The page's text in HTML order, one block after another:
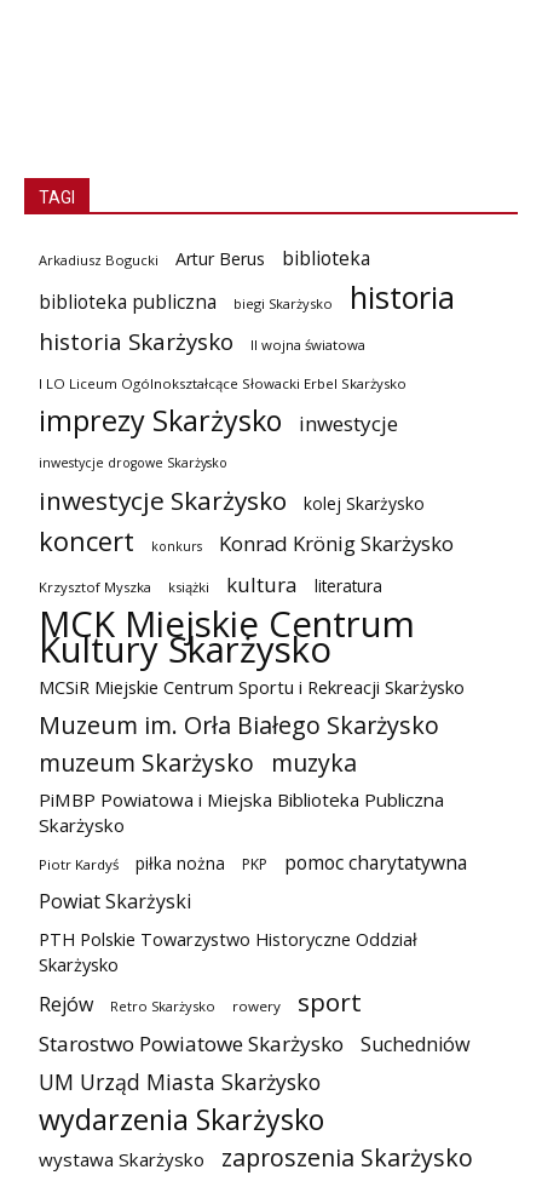
TAGI
Arkadiusz Bogucki Artur Berus
biblioteka
biblioteka publiczna
biegi Skarżysko historia
historia Skarżysko II wojna światowa
I LO Liceum Ogólnokształcące Słowacki Erbel Skarżysko
imprezy Skarżysko inwestycje
inwestycje drogowe Skarżysko
inwestycje Skarżysko kolej Skarżysko
koncert konkurs Konrad Krönig Skarżysko
Krzysztof Myszka książki kultura literatura
MCK Miejskie Centrum
Kultury Skarżysko
MCSiR Miejskie Centrum Sportu i Rekreacji Skarżysko
Muzeum im. Orła Białego Skarżysko
muzeum Skarżysko
muzyka
PiMBP Powiatowa i Miejska Biblioteka Publiczna
Skarżysko
Piotr Kardyś piłka nożna PKP
pomoc charytatywna
Powiat Skarżyski
PTH Polskie Towarzystwo Historyczne Oddział
Skarżysko
Rejów Retro Skarżysko rowery sport
Starostwo Powiatowe Skarżysko Suchedniów
UM Urząd Miasta Skarżysko
wydarzenia Skarżysko
wystawa Skarżysko zaproszenia Skarżysko